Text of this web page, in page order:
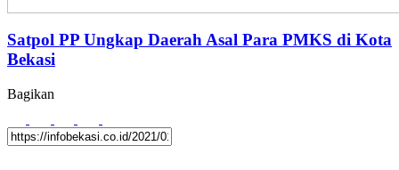
Satpol PP Ungkap Daerah Asal Para PMKS di Kota
Bekasi
Bagikan